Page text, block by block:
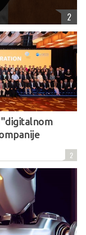
2
"digitalnom
2